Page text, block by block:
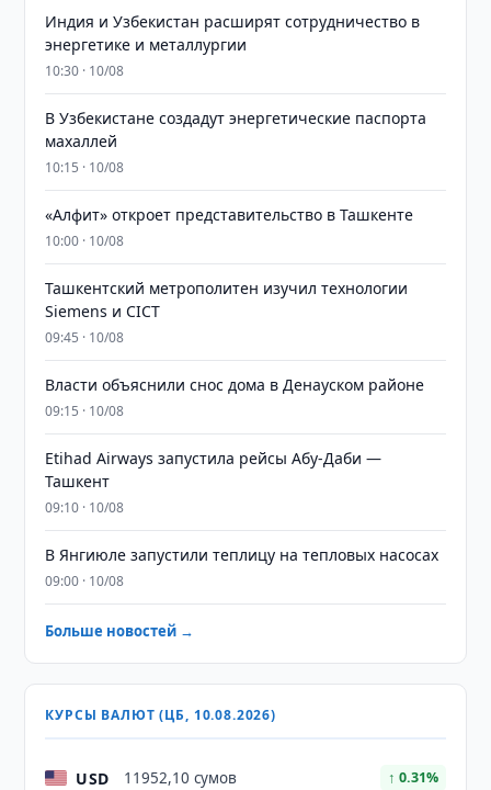
Индия и Узбекистан расширят сотрудничество в
энергетике и металлургии
10:30 · 10/08
В Узбекистане создадут энергетические паспорта
махаллей
10:15 · 10/08
«Алфит» откроет представительство в Ташкенте
10:00 · 10/08
Ташкентский метрополитен изучил технологии
Siemens и CICT
09:45 · 10/08
Власти объяснили снос дома в Денауском районе
09:15 · 10/08
Etihad Airways запустила рейсы Абу-Даби —
Ташкент
09:10 · 10/08
В Янгиюле запустили теплицу на тепловых насосах
09:00 · 10/08
Больше новостей →
КУРСЫ ВАЛЮТ (ЦБ, 10.08.2026)
USD 11952,10 сумов ↑ 0.31%